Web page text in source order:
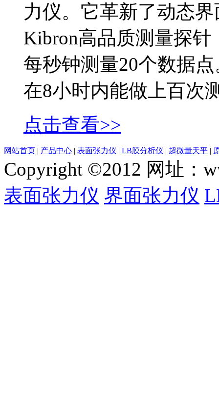
力仪。它革新了动态
Kibron高品质测量探
每秒钟测量20个数据
在8小时内能做上百次
点击查看>>
网站首页 | 产品中心 | 表面张力仪 | LB膜分析仪 | 超微量天平 |
Copyright ©2012 网址：
表面张力仪 界面张力仪